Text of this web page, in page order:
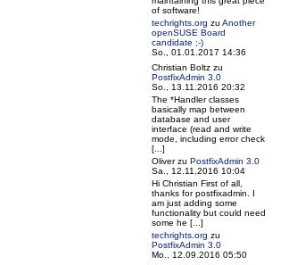
of software!
techrights.org zu Another
openSUSE Board
candidate ;-)
So., 01.01.2017 14:36
Christian Boltz zu
PostfixAdmin 3.0
So., 13.11.2016 20:32
The *Handler classes
basically map between
database and user
interface (read and write
mode, including error check
[...]
Oliverzu PostfixAdmin 3.0
Sa., 12.11.2016 10:04
Hi Christian First of all,
thanks for postfixadmin. I
am just adding some
functionality but could need
some he [...]
techrights.org zu
PostfixAdmin 3.0
Mo., 12.09.2016 05:50